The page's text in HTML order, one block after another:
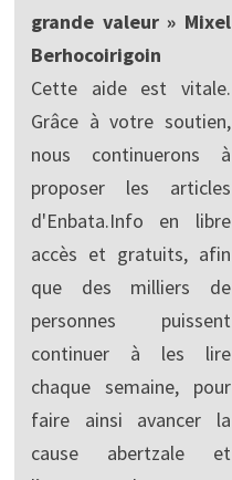
grande valeur » Mixel
Berhocoirigoin
Cette aide est vitale.
Grâce à votre soutien,
nous continuerons à
proposer les articles
d'Enbata.Info en libre
accès et gratuits, afin
que des milliers de
personnes puissent
continuer à les lire
chaque semaine, pour
faire ainsi avancer la
cause abertzale et